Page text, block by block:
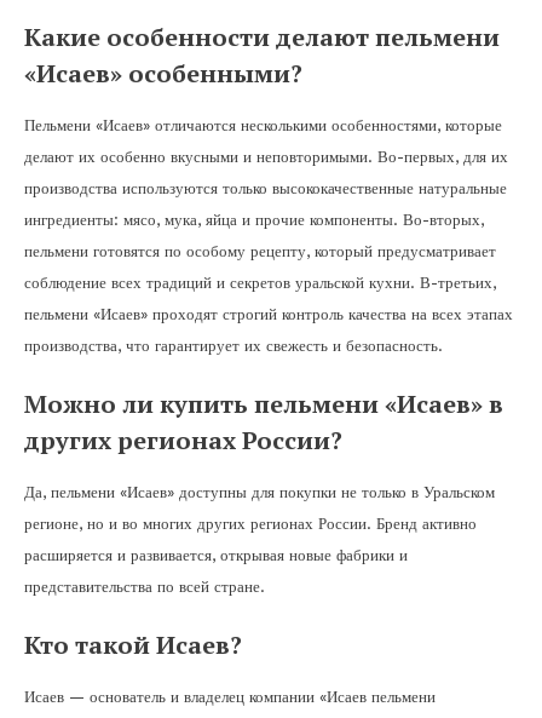
Какие особенности делают пельмени
«Исаев» особенными?
Пельмени «Исаев» отличаются несколькими особенностями, которые
делают их особенно вкусными и неповторимыми. Во-первых, для их
производства используются только высококачественные натуральные
ингредиенты: мясо, мука, яйца и прочие компоненты. Во-вторых,
пельмени готовятся по особому рецепту, который предусматривает
соблюдение всех традиций и секретов уральской кухни. В-третьих,
пельмени «Исаев» проходят строгий контроль качества на всех этапах
производства, что гарантирует их свежесть и безопасность.
Можно ли купить пельмени «Исаев» в
других регионах России?
Да, пельмени «Исаев» доступны для покупки не только в Уральском
регионе, но и во многих других регионах России. Бренд активно
расширяется и развивается, открывая новые фабрики и
представительства по всей стране.
Кто такой Исаев?
Исаев — основатель и владелец компании «Исаев пельмени